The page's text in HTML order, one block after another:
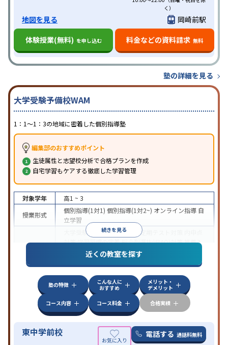
く）
地図を見る
岡崎前駅
体験授業(無料) を申し込む 料金などの資料請求 無料
塾の詳細を見る
大学受験予備校WAM
1：1～1：3の地域に密着した個別指導塾
編集部のおすすめポイント
生徒属性と志望校分析で合格プランを作成
自宅学習もケアする徹底した学習管理
続きを見る
対象学年
高1 ~ 3
授業形式
個別指導(1対1) 個別指導(1対2~) オンライン指導 自
立学習
大学受験 医学部受験 授業・定期テスト対策
対策学習習慣の定着総合型選抜(旧AO)対策推薦入
学校別特化対策 国公立大対策
特徴
授業の振替可能オンライン対応1科目から受講可能
季節講習のみの受講可
近くの教室を探す
塾の特徴
こんな人に
おすすめ
メリット・
デメリット
コース内容
コース料金 合格実績
東中学前校 電話する 通話料無料